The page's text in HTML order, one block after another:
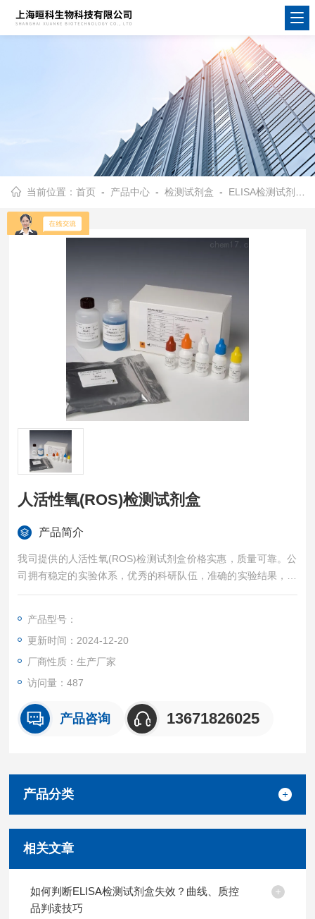
当前位置：首页 - 产品中心 -检测试剂盒 - ELISA检测试剂盒
人活性氧(ROS)检测试剂盒
产品简介
我司提供的人活性氧(ROS)检测试剂盒价格实惠，质量可靠。公
司拥有稳定的实验体系，优秀的科研队伍，准确的实验结果，是
您值得信赖的合作伙伴，凡购买我司的试剂盒产品都可提供全程
产品型号：
更新时间：2024-12-20
厂商性质：生产厂家
访问量：487
产品咨询 13671826025
产品分类
相关文章
如何判断ELISA检测试剂盒失效？曲线、质控
品判读技巧